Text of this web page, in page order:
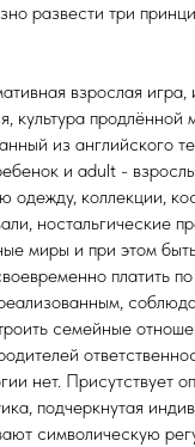
развести три
взрослая игра,
культура продлённой
из английского
и adult -
одежду, коллекции,
ностальгические
миры и при этом
платить
семейные
нет. Присутствует
подчеркнутая
символическую